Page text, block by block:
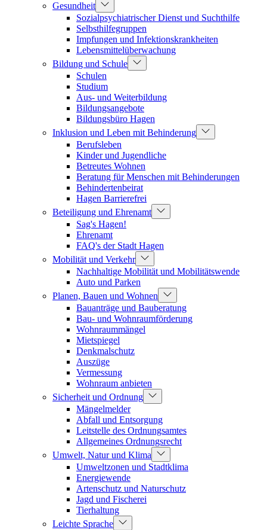
Gesundheit
Sozialpsychiatrischer Dienst und Suchthilfe
Selbsthilfegruppen
Impfungen und Infektionskrankheiten
Lebensmittelüberwachung
Bildung und Schule
Schulen
Studium
Aus- und Weiterbildung
Bildungsangebote
Bildungsbüro Hagen
Inklusion und Leben mit Behinderung
Berufsleben
Kinder und Jugendliche
Betreutes Wohnen
Beratung für Menschen mit Behinderungen
Behindertenbeirat
Hagen Barrierefrei
Beteiligung und Ehrenamt
Sag's Hagen!
Ehrenamt
FAQ's der Stadt Hagen
Mobilität und Verkehr
Nachhaltige Mobilität und Mobilitätswende
Auto und Parken
Planen, Bauen und Wohnen
Bauanträge und Bauberatung
Bau- und Wohnraumförderung
Wohnraummängel
Mietspiegel
Denkmalschutz
Auszüge
Vermessung
Wohnraum anbieten
Sicherheit und Ordnung
Mängelmelder
Abfall und Entsorgung
Leitstelle des Ordnungsamtes
Allgemeines Ordnungsrecht
Umwelt, Natur und Klima
Umweltzonen und Stadtklima
Energiewende
Artenschutz und Naturschutz
Jagd und Fischerei
Tierhaltung
Leichte Sprache